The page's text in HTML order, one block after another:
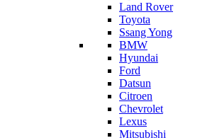
Land Rover
Toyota
Ssang Yong
BMW
Hyundai
Ford
Datsun
Citroen
Chevrolet
Lexus
Mitsubishi